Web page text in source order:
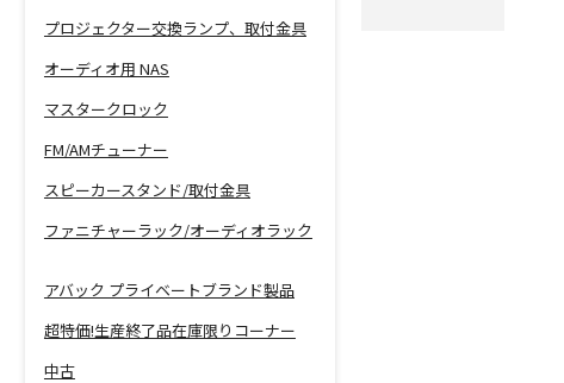
プロジェクター交換ランプ、取付金具
オーディオ用 NAS
マスタークロック
FM/AMチューナー
スピーカースタンド/取付金具
ファニチャーラック/オーディオラック
アバック プライベートブランド製品
超特価!生産終了品在庫限りコーナー
中古